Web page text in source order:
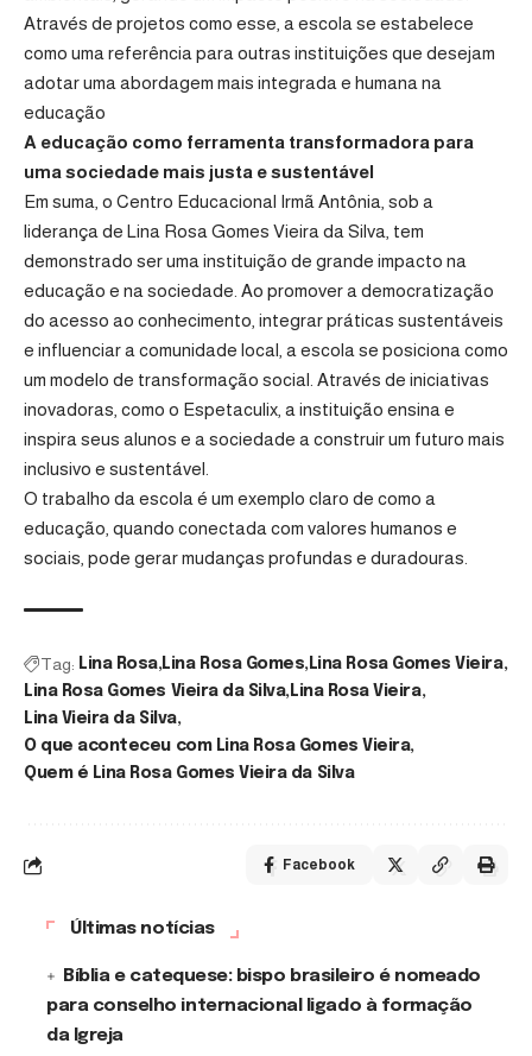
Através de projetos como esse, a escola se estabelece
como uma referência para outras instituições que desejam
adotar uma abordagem mais integrada e humana na
educação
A educação como ferramenta transformadora para
uma sociedade mais justa e sustentável
Em suma, o Centro Educacional Irmã Antônia, sob a
liderança de Lina Rosa Gomes Vieira da Silva, tem
demonstrado ser uma instituição de grande impacto na
educação e na sociedade. Ao promover a democratização
do acesso ao conhecimento, integrar práticas sustentáveis
e influenciar a comunidade local, a escola se posiciona como
um modelo de transformação social. Através de iniciativas
inovadoras, como o Espetaculix, a instituição ensina e
inspira seus alunos e a sociedade a construir um futuro mais
inclusivo e sustentável.
O trabalho da escola é um exemplo claro de como a
educação, quando conectada com valores humanos e
sociais, pode gerar mudanças profundas e duradouras.
Tag: Lina Rosa Lina Rosa Gomes Lina Rosa Gomes Vieira
Lina Rosa Gomes Vieira da Silva Lina Rosa Vieira
Lina Vieira da Silva
O que aconteceu com Lina Rosa Gomes Vieira
Quem é Lina Rosa Gomes Vieira da Silva
Facebook
Últimas notícias
Bíblia e catequese: bispo brasileiro é nomeado
para conselho internacional ligado à formação
da Igreja